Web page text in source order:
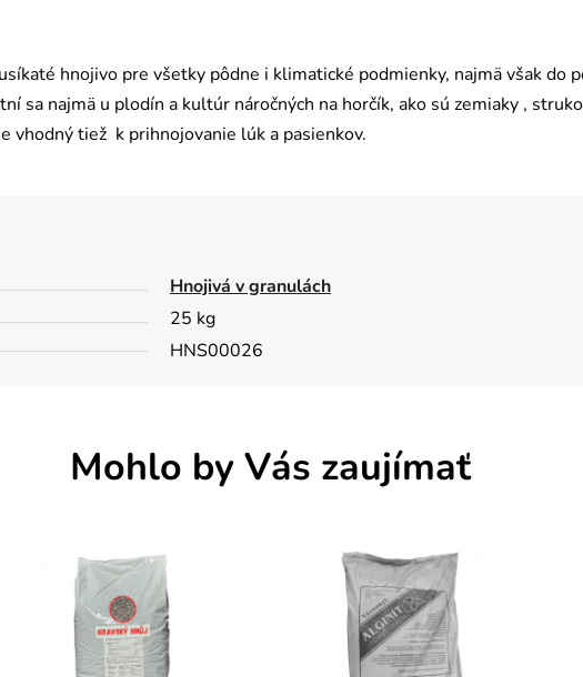
hnojivo pre všetky pôdne i klimatické podmienky, najmä však do
sa najmä u plodín a kultúr náročných na horčík, ako sú zemiaky ,
vhodný tiež k prihnojovanie lúk a pasienkov.
Hnojivá v granulách
25 kg
HNS00026
Mohlo by Vás zaujímať